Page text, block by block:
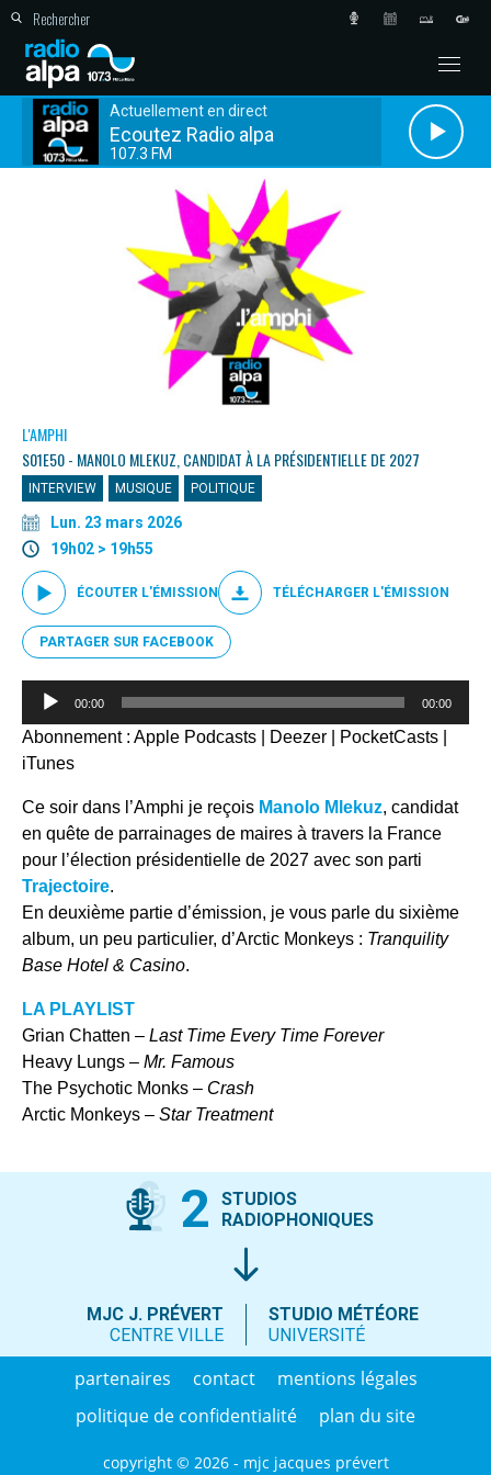
Actuellement en direct
Ecoutez Radio alpa
107.3 FM
L'AMPHI
S01E50 - MANOLO MLEKUZ, CANDIDAT À LA PRÉSIDENTIELLE DE 2027
INTERVIEW MUSIQUE POLITIQUE
Lun. 23 mars 2026
19h02 > 19h55
ÉCOUTER L'ÉMISSION TÉLÉCHARGER L'ÉMISSION
PARTAGER SUR FACEBOOK
Lecteur
00:00 00:00
Abonnement : Apple Podcasts Deezer PocketCasts
iTunes
Ce soir dans l’Amphi je reçois Manolo Mlekuz, candidat
en quête de parrainages de maires à travers la France
pour l’élection présidentielle de 2027 avec son parti
Trajectoire.
En deuxième partie d’émission, je vous parle du sixième
album, un peu particulier, d’Arctic Monkeys : Tranquility
Base Hotel & Casino.
LA PLAYLIST
Grian Chatten – Last Time Every Time Forever
Heavy Lungs – Mr. Famous
The Psychotic Monks – Crash
Arctic Monkeys – Star Treatment
2
STUDIOS
RADIOPHONIQUES
MJC J. PRÉVERT
CENTRE VILLE
STUDIO MÉTÉORE
UNIVERSITÉ
partenaires contact
mentions légales
politique de confidentialité
plan du site
copyright © 2026 - mjc jacques prévert